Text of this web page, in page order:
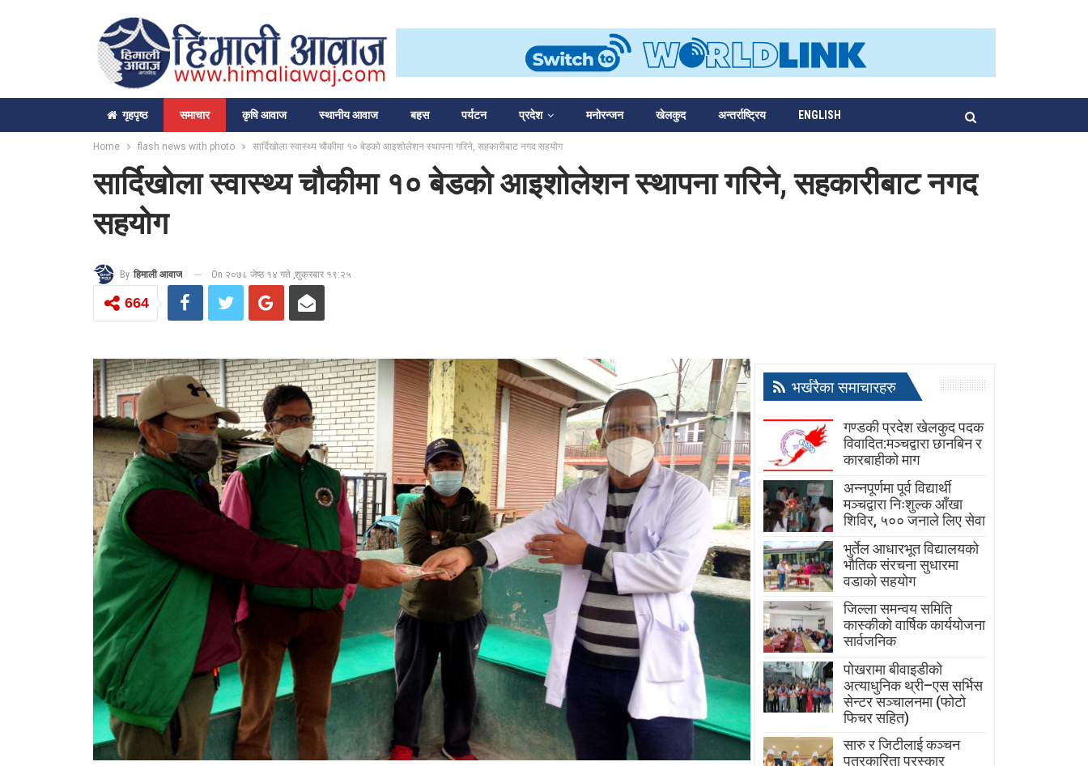
गृहपृष्‍ठ समाचार कृषि आवाज स्थानीय आवाज बहस पर्यटन प्रदेश मनोरन्जन खेलकुद अन्तर्राष्ट्रिय ENGLISH
Home flash news with photo सार्दिखोला स्वास्थ्य चौकीमा १० बेडको आइशोलेशन स्थापना गरिने, सहकारीबाट नगद सहयोग
सार्दिखोला स्वास्थ्य चौकीमा १० बेडको आइशोलेशन स्थापना गरिने, सहकारीबाट नगद
सहयोग
By हिमाली आवाज On २०७८ जेष्ठ १४ गते ,शुक्रबार १९:२५
664
भर्खरैका समाचारहरु
गण्डकी प्रदेश खेलकुद पदक
विवादित:मञ्चद्वारा छानबिन र
कारबाहीको माग
अन्नपूर्णमा पूर्व विद्यार्थी
मञ्चद्वारा निःशुल्क आँखा
शिविर, ५०० जनाले लिए सेवा
भुर्तेल आधारभूत विद्यालयको
भौतिक संरचना सुधारमा
वडाको सहयोग
जिल्ला समन्वय समिति
कास्कीको वार्षिक कार्ययोजना
सार्वजनिक
पोखरामा बीवाइडीको
अत्याधुनिक थ्री–एस सर्भिस
सेन्टर सञ्चालनमा (फोटो
फिचर सहित)
सारु र जिटीलाई कञ्चन
पत्रकारिता पुरस्कार